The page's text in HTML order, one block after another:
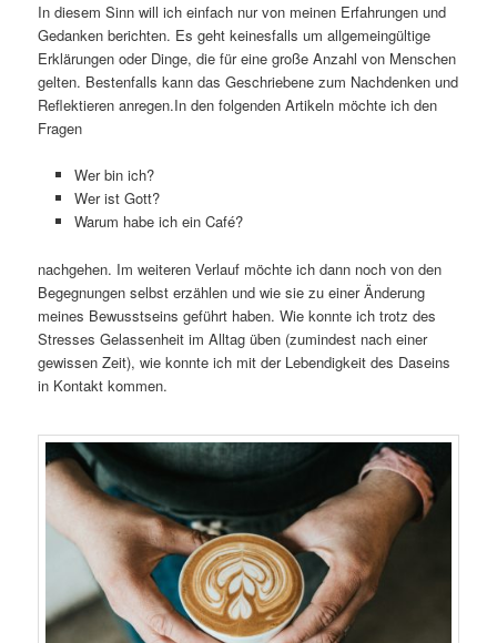
In diesem Sinn will ich einfach nur von meinen Erfahrungen und
Gedanken berichten. Es geht keinesfalls um allgemeingültige
Erklärungen oder Dinge, die für eine große Anzahl von Menschen
gelten. Bestenfalls kann das Geschriebene zum Nachdenken und
Reflektieren anregen.In den folgenden Artikeln möchte ich den
Fragen
Wer bin ich?
Wer ist Gott?
Warum habe ich ein Café?
nachgehen. Im weiteren Verlauf möchte ich dann noch von den
Begegnungen selbst erzählen und wie sie zu einer Änderung
meines Bewusstseins geführt haben. Wie konnte ich trotz des
Stresses Gelassenheit im Alltag üben (zumindest nach einer
gewissen Zeit), wie konnte ich mit der Lebendigkeit des Daseins
in Kontakt kommen.